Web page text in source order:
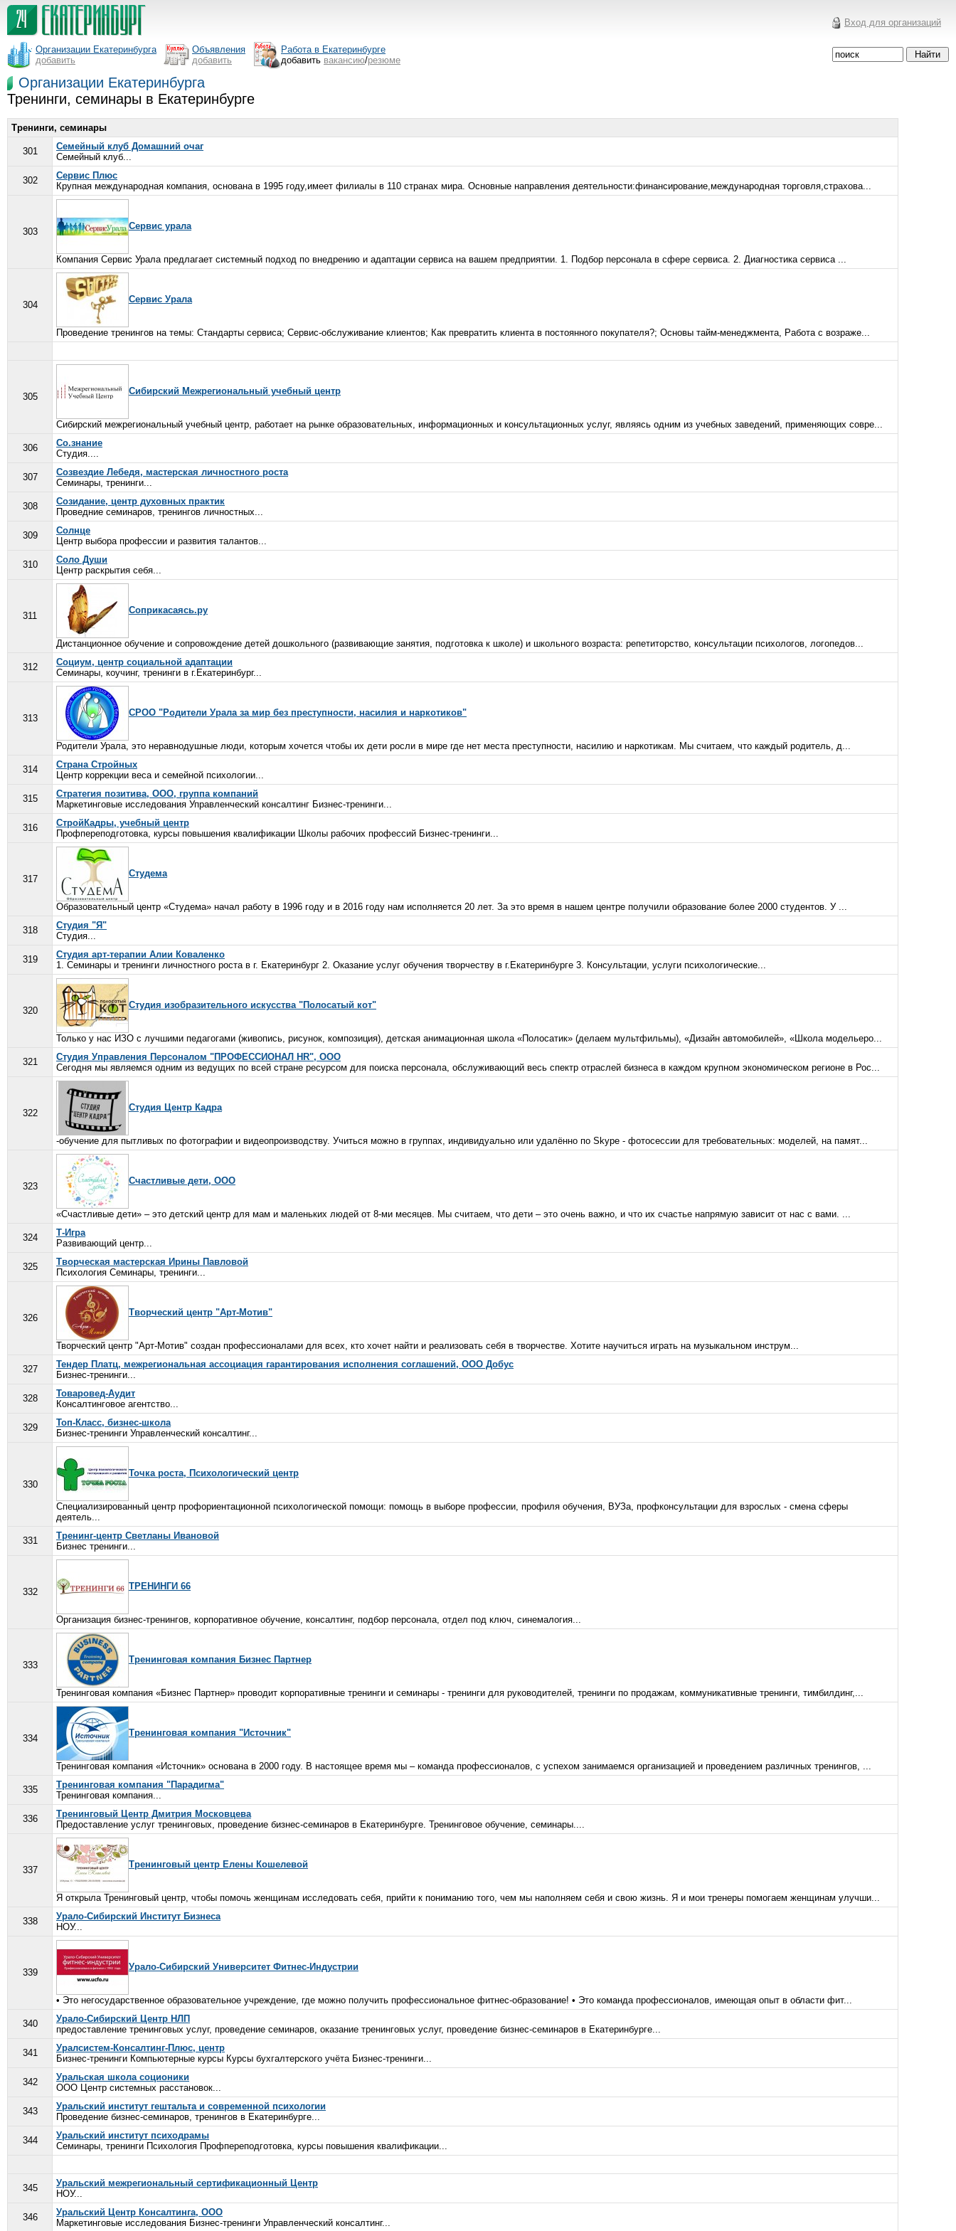
Вход для организаций
Организации Екатеринбурга
добавить
Объявления
добавить
Работа в Екатеринбурге
добавить вакансию/резюме
Организации Екатеринбурга
Тренинги, семинары в Екатеринбурге
Тренинги, семинары
301
Семейный клуб Домашний очаг
Семейный клуб...
302
Сервис Плюс
Крупная международная компания, основана в 1995 году,имеет филиалы в 110 странах мира. Основные направления деятельности:финансирование,международная торговля,страхова...
303
Сервис урала
Компания Сервис Урала предлагает системный подход по внедрению и адаптации сервиса на вашем предприятии. 1. Подбор персонала в сфере сервиса. 2. Диагностика сервиса ...
304
Сервис Урала
Проведение тренингов на темы: Стандарты сервиса; Сервис-обслуживание клиентов; Как превратить клиента в постоянного покупателя?; Основы тайм-менеджмента, Работа с возраже...
305
Сибирский Межрегиональный учебный центр
Сибирский межрегиональный учебный центр, работает на рынке образовательных, информационных и консультационных услуг, являясь одним из учебных заведений, применяющих совре...
306
Со.знание
Студия....
307
Созвездие Лебедя, мастерская личностного роста
Семинары, тренинги...
308
Созидание, центр духовных практик
Проведние семинаров, тренингов личностных...
309
Солнце
Центр выбора профессии и развития талантов...
310
Соло Души
Центр раскрытия себя...
311
Соприкасаясь.ру
Дистанционное обучение и сопровождение детей дошкольного (развивающие занятия, подготовка к школе) и школьного возраста: репетиторство, консультации психологов, логопедов...
312
Социум, центр социальной адаптации
Семинары, коучинг, тренинги в г.Екатеринбург...
313
СРОО "Родители Урала за мир без преступности, насилия и наркотиков"
Родители Урала, это неравнодушные люди, которым хочется чтобы их дети росли в мире где нет места преступности, насилию и наркотикам. Мы считаем, что каждый родитель, д...
314
Страна Стройных
Центр коррекции веса и семейной психологии...
315
Стратегия позитива, ООО, группа компаний
Маркетинговые исследования Управленческий консалтинг Бизнес-тренинги...
316
СтройКадры, учебный центр
Профпереподготовка, курсы повышения квалификации Школы рабочих профессий Бизнес-тренинги...
317
Студема
Образовательный центр «Студема» начал работу в 1996 году и в 2016 году нам исполняется 20 лет. За это время в нашем центре получили образование более 2000 студентов. У ...
318
Студия "Я"
Студия...
319
Студия арт-терапии Алии Коваленко
1. Семинары и тренинги личностного роста в г. Екатеринбург 2. Оказание услуг обучения творчеству в г.Екатеринбурге 3. Консультации, услуги психологические...
320
Студия изобразительного искусства "Полосатый кот"
Только у нас ИЗО с лучшими педагогами (живопись, рисунок, композиция), детская анимационная школа «Полосатик» (делаем мультфильмы), «Дизайн автомобилей», «Школа модельеро...
321
Студия Управления Персоналом "ПРОФЕССИОНАЛ HR", ООО
Сегодня мы являемся одним из ведущих по всей стране ресурсом для поиска персонала, обслуживающий весь спектр отраслей бизнеса в каждом крупном экономическом регионе в Рос...
322
Студия Центр Кадра
-обучение для пытливых по фотографии и видеопроизводству. Учиться можно в группах, индивидуально или удалённо по Skype - фотосессии для требовательных: моделей, на памят...
323
Счастливые дети, ООО
«Счастливые дети» – это детский центр для мам и маленьких людей от 8-ми месяцев. Мы считаем, что дети – это очень важно, и что их счастье напрямую зависит от нас с вами. ...
324
Т-Игра
Развивающий центр...
325
Творческая мастерская Ирины Павловой
Психология Семинары, тренинги...
326
Творческий центр "Арт-Мотив"
Творческий центр "Арт-Мотив" создан профессионалами для всех, кто хочет найти и реализовать себя в творчестве. Хотите научиться играть на музыкальном инструм...
327
Тендер Платц, межрегиональная ассоциация гарантирования исполнения соглашений, ООО Добус
Бизнес-тренинги...
328
Товаровед-Аудит
Консалтинговое агентство...
329
Топ-Класс, бизнес-школа
Бизнес-тренинги Управленческий консалтинг...
330
Точка роста, Психологический центр
Специализированный центр профориентационной психологической помощи: помощь в выборе профессии, профиля обучения, ВУЗа, профконсультации для взрослых - смена сферы
деятель...
331
Тренинг-центр Светланы Ивановой
Бизнес тренинги...
332
ТРЕНИНГИ 66
Организация бизнес-тренингов, корпоративное обучение, консалтинг, подбор персонала, отдел под ключ, синемалогия...
333
Тренинговая компания Бизнес Партнер
Тренинговая компания «Бизнес Партнер» проводит корпоративные тренинги и семинары - тренинги для руководителей, тренинги по продажам, коммуникативные тренинги, тимбилдинг,...
334
Тренинговая компания "Источник"
Тренинговая компания «Источник» основана в 2000 году. В настоящее время мы – команда профессионалов, с успехом занимаемся организацией и проведением различных тренингов, ...
335
Тренинговая компания "Парадигма"
Тренинговая компания...
336
Тренинговый Центр Дмитрия Московцева
Предоставление услуг тренинговых, проведение бизнес-семинаров в Екатеринбурге. Тренинговое обучение, семинары....
337
Тренинговый центр Елены Кошелевой
Я открыла Тренинговый центр, чтобы помочь женщинам исследовать себя, прийти к пониманию того, чем мы наполняем себя и свою жизнь. Я и мои тренеры помогаем женщинам улучши...
338
Урало-Сибирский Институт Бизнеса
НОУ...
339
Урало-Сибирский Университет Фитнес-Индустрии
• Это негосударственное образовательное учреждение, где можно получить профессиональное фитнес-образование! • Это команда профессионалов, имеющая опыт в области фит...
340
Урало-Сибирский Центр НЛП
предоставление тренинговых услуг, проведение семинаров, оказание тренинговых услуг, проведение бизнес-семинаров в Екатеринбурге...
341
Уралсистем-Консалтинг-Плюс, центр
Бизнес-тренинги Компьютерные курсы Курсы бухгалтерского учёта Бизнес-тренинги...
342
Уральская школа соционики
ООО Центр системных расстановок...
343
Уральский институт гештальта и современной психологии
Проведение бизнес-семинаров, тренингов в Екатеринбурге...
344
Уральский институт психодрамы
Семинары, тренинги Психология Профпереподготовка, курсы повышения квалификации...
345
Уральский межрегиональный сертификационный Центр
НОУ...
346
Уральский Центр Консалтинга, ООО
Маркетинговые исследования Бизнес-тренинги Управленческий консалтинг...